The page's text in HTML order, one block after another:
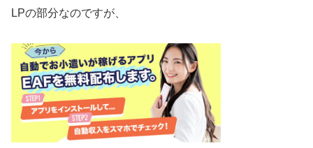
LPの部分なのですが、